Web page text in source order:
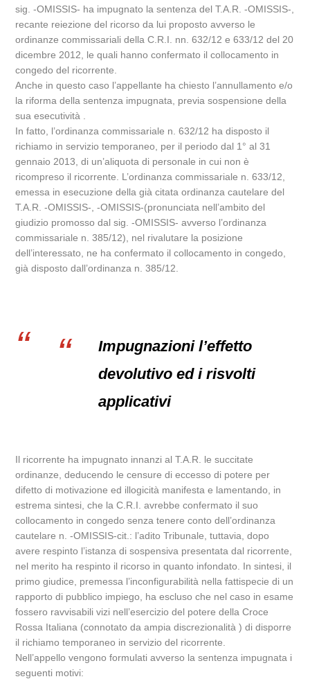
sig. -OMISSIS- ha impugnato la sentenza del T.A.R. -OMISSIS-,
recante reiezione del ricorso da lui proposto avverso le
ordinanze commissariali della C.R.I. nn. 632/12 e 633/12 del 20
dicembre 2012, le quali hanno confermato il collocamento in
congedo del ricorrente.
Anche in questo caso l’appellante ha chiesto l’annullamento e/o
la riforma della sentenza impugnata, previa sospensione della
sua esecutività .
In fatto, l’ordinanza commissariale n. 632/12 ha disposto il
richiamo in servizio temporaneo, per il periodo dal 1° al 31
gennaio 2013, di un’aliquota di personale in cui non è
ricompreso il ricorrente. L’ordinanza commissariale n. 633/12,
emessa in esecuzione della già citata ordinanza cautelare del
T.A.R. -OMISSIS-, -OMISSIS-(pronunciata nell’ambito del
giudizio promosso dal sig. -OMISSIS- avverso l’ordinanza
commissariale n. 385/12), nel rivalutare la posizione
dell’interessato, ne ha confermato il collocamento in congedo,
già disposto dall’ordinanza n. 385/12.
Impugnazioni l’effetto
devolutivo ed i risvolti
applicativi
Il ricorrente ha impugnato innanzi al T.A.R. le succitate
ordinanze, deducendo le censure di eccesso di potere per
difetto di motivazione ed illogicità manifesta e lamentando, in
estrema sintesi, che la C.R.I. avrebbe confermato il suo
collocamento in congedo senza tenere conto dell’ordinanza
cautelare n. -OMISSIS-cit.: l’adito Tribunale, tuttavia, dopo
avere respinto l’istanza di sospensiva presentata dal ricorrente,
nel merito ha respinto il ricorso in quanto infondato. In sintesi, il
primo giudice, premessa l’inconfigurabilità nella fattispecie di un
rapporto di pubblico impiego, ha escluso che nel caso in esame
fossero ravvisabili vizi nell’esercizio del potere della Croce
Rossa Italiana (connotato da ampia discrezionalità ) di disporre
il richiamo temporaneo in servizio del ricorrente.
Nell’appello vengono formulati avverso la sentenza impugnata i
seguenti motivi: